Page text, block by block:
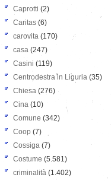
Caprotti (2)
Caritas (6)
carovita (170)
casa (247)
Casini (119)
Centrodestra in Liguria (35)
Chiesa (276)
Cina (10)
Comune (342)
Coop (7)
Cossiga (7)
Costume (5.581)
criminalità (1.402)